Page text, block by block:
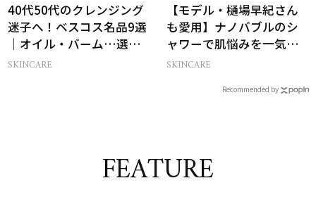
40代50代のクレンジング
迷子へ！ベスコス名品9選
｜オイル・バーム…選び
方の正解は？
SKINCARE
【モデル・樋場早紀さん
も愛用】ナノバブルのシ
ャワーで肌悩みを一気に
解決
SKINCARE
Recommended by
FEATURE